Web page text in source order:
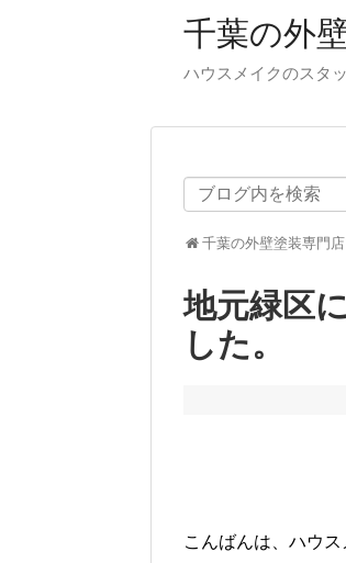
千葉の外
ハウスメイクのスタ
千葉の外壁塗装専門
地元緑区
した。
こんばんは、ハウ